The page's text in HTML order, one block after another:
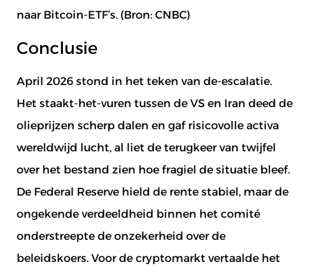
naar Bitcoin-ETF’s. (Bron: CNBC)
Conclusie
April 2026 stond in het teken van de-escalatie.
Het staakt-het-vuren tussen de VS en Iran deed de
olieprijzen scherp dalen en gaf risicovolle activa
wereldwijd lucht, al liet de terugkeer van twijfel
over het bestand zien hoe fragiel de situatie bleef.
De Federal Reserve hield de rente stabiel, maar de
ongekende verdeeldheid binnen het comité
onderstreepte de onzekerheid over de
beleidskoers. Voor de cryptomarkt vertaalde het